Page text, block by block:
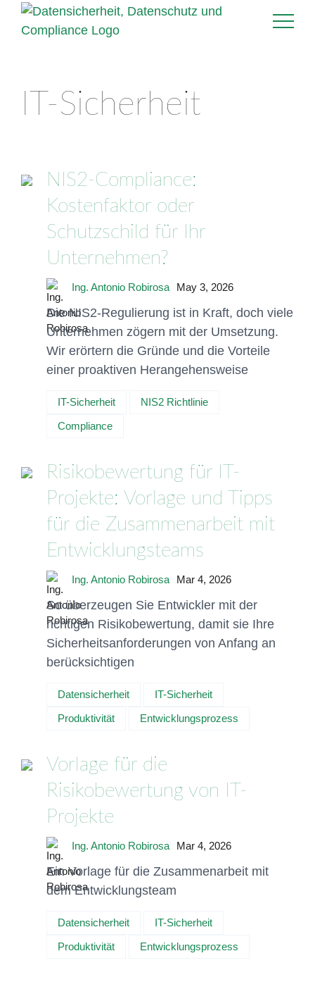
IT-Sicherheit
NIS2-Compliance:
Kostenfaktor oder
Schutzschild für Ihr
Unternehmen?
Ing. Antonio Robirosa May 3, 2026
Die NIS2-Regulierung ist in Kraft, doch viele
Unternehmen zögern mit der Umsetzung.
Wir erörtern die Gründe und die Vorteile
einer proaktiven Herangehensweise
IT-Sicherheit
NIS2 Richtlinie
Compliance
Risikobewertung für IT-
Projekte: Vorlage und Tipps
für die Zusammenarbeit mit
Entwicklungsteams
Ing. Antonio Robirosa Mar 4, 2026
So überzeugen Sie Entwickler mit der
richtigen Risikobewertung, damit sie Ihre
Sicherheitsanforderungen von Anfang an
berücksichtigen
Datensicherheit
IT-Sicherheit
Produktivität
Entwicklungsprozess
Vorlage für die
Risikobewertung von IT-
Projekte
Ing. Antonio Robirosa Mar 4, 2026
Ein Vorlage für die Zusammenarbeit mit
dem Entwicklungsteam
Datensicherheit
IT-Sicherheit
Produktivität
Entwicklungsprozess